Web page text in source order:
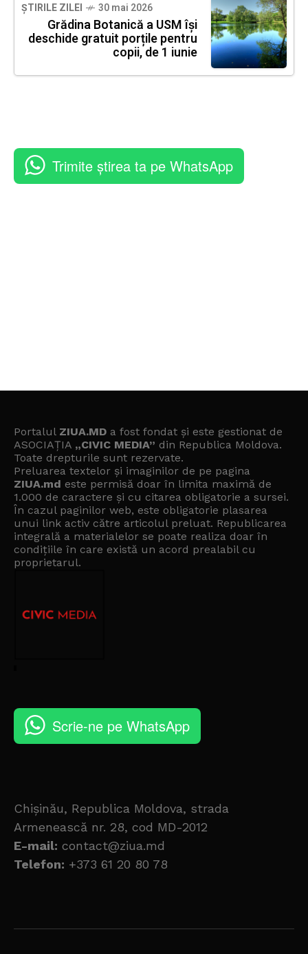
ȘTIRILE ZILEI 30 mai 2026
Grădina Botanică a USM își
deschide gratuit porțile pentru
copii, de 1 iunie
Trimite știrea ta pe WhatsApp
Portalul ZIUA.MD a fost fondat și este gestionat de
ASOCIAȚIA „CIVIC MEDIA” din Republica Moldova.
Toate drepturile sunt rezervate.
Preluarea textelor și imaginilor de pe pagina
ZIUA.md este permisă doar în limita maximă de
1.000 de caractere și cu citarea obligatorie a sursei.
În cazul paginilor web, este obligatorie plasarea
unui link activ către articolul preluat. Republicarea
integrală a materialelor se poate realiza doar în
condițiile în care există un acord prealabil cu
proprietarul.
Scrie-ne pe WhatsApp
Chișinău, Republica Moldova, strada
Armenească nr. 28, cod MD-2012
E-mail: contact@ziua.md
Telefon: +373 61 20 80 78